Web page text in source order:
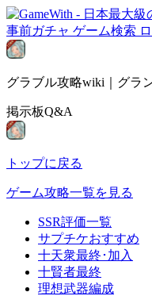
事前ガチャ ゲーム検索
グラブル攻略wiki｜グラ
掲示板Q&A
トップに戻る
ゲーム攻略一覧を見る
SSR評価一覧
サプチケおすすめ
十天衆最終･加入
十賢者最終
理想武器編成